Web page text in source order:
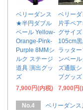
ベリーダンス
★半円ダブル
ベール Yellow-
Orange-Pink-
Purple 8MMシ
ルク ステージ
道具 演出グッ
ズ
7,900円(内税)
ベリーダ
片手ペア
グサイズ
105cm
ラッタ
ンベール
ズ通販シ
プグッズ
7,900円(
No.4
ベリーダンス